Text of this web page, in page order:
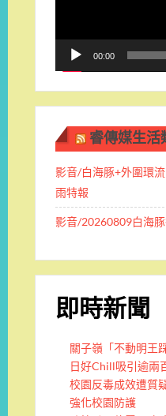
00:00
睿傳媒生
影音/白海豚+外圍環
雨特報
影音/20260809白海
即時新聞
關子嶺「不動明王
日好Chill吸引逾兩
校園反毒成效遭質
強化校園防護